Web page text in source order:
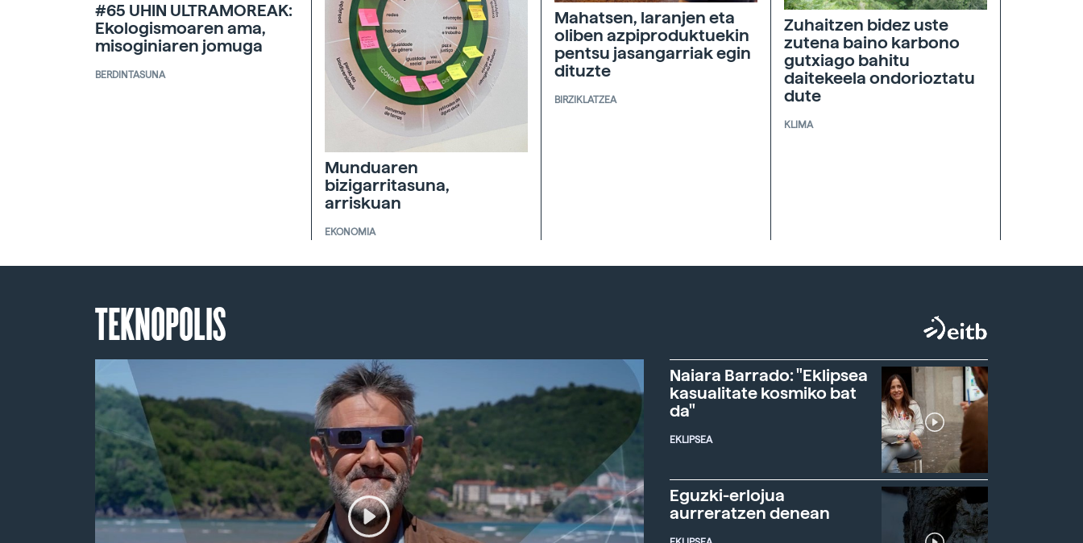
#65 UHIN ULTRAMOREAK:
Ekologismoaren ama,
misoginiaren jomuga
BERDINTASUNA
Munduaren
bizigarritasuna,
arriskuan
EKONOMIA
Mahatsen, laranjen eta
oliben azpiproduktuekin
pentsu jasangarriak egin
dituzte
BIRZIKLATZEA
Zuhaitzen bidez uste
zutena baino karbono
gutxiago bahitu
daitekeela ondorioztatu
dute
KLIMA
TEKNOPOLIS
Naiara Barrado: "Eklipsea
kasualitate kosmiko bat
da"
EKLIPSEA
Eguzki-erlojua
aurreratzen denean